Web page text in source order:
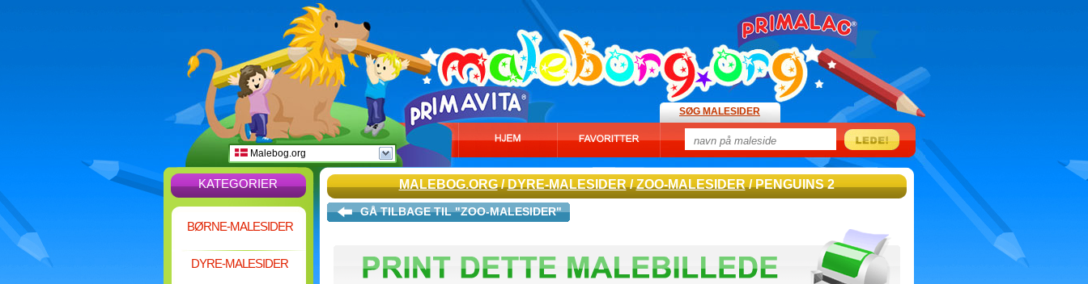
Malebog.org
SØG MALESIDER
KATEGORIER
BØRNE-MALESIDER
DYRE-MALESIDER
MALEBOG.ORG/DYRE-MALESIDER/ZOO-MALESIDER/ PENGUINS 2
GÅ TILBAGE TIL "ZOO-MALESIDER"